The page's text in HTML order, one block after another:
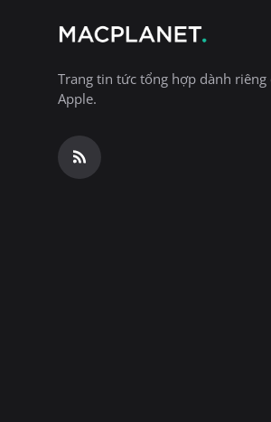
Trang tin tức tổng hợp dành riêng
Apple.